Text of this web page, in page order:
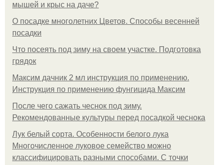
мышей и крыс на даче?
О посадке многолетних Цветов. Способы весенней
посадки
Что посеять под зиму на своем участке. Подготовка
грядок
Максим дачник 2 мл инструкция по применению.
Инструкция по применению фунгицида Максим
После чего сажать чеснок под зиму.
Рекомендованные культуры перед посадкой чеснока
Лук белый сорта. Особенности белого лука
Многочисленное луковое семейство можно
классифицировать разными способами. С точки